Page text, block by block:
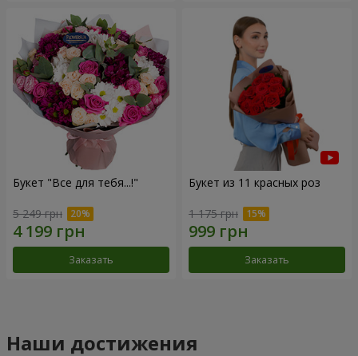
Букет "Все для тебя...!"
5 249 грн
Заказать
Букет из 11 красных роз
1 175 грн
Заказать
Наши достижения